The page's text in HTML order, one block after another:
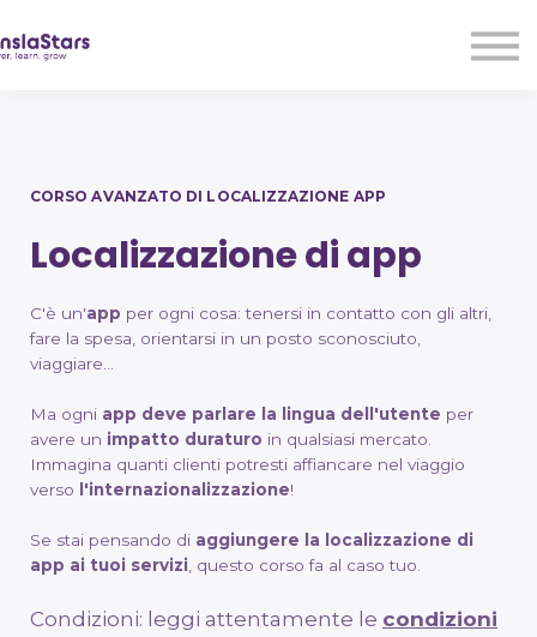
Sign in
Sign up
CORSO AVANZATO DI LOCALIZZAZIONE APP
Localizzazione di app
C'è un'app per ogni cosa: tenersi in contatto con gli altri,
fare la spesa, orientarsi in un posto sconosciuto,
viaggiare...
Ma ogni app deve parlare la lingua dell'utente per
avere un impatto duraturo in qualsiasi mercato.
Immagina quanti clienti potresti affiancare nel viaggio
verso
l'internazionalizzazione!
Se stai pensando di aggiungere la localizzazione di
app ai tuoi servizi, questo corso fa al caso tuo.
Condizioni: leggi attentamente le condizioni